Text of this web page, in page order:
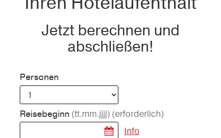
Jetzt berechnen und
abschließen!
Personen
Reisebeginn (tt.mm.jjjj) (erforderlich)
Info